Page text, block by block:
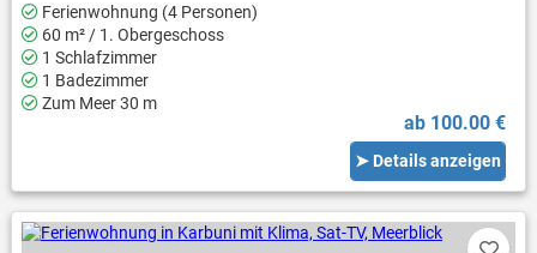
Ferienwohnung (4 Personen)
60 m² / 1. Obergeschoss
1 Schlafzimmer
1 Badezimmer
Zum Meer 30 m
ab 100.00 €
➤ Details anzeigen